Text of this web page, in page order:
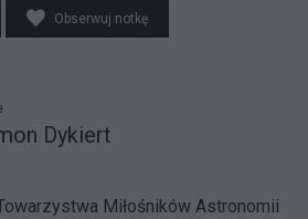
Obserwuj notkę
Dykiert
Miłośników Astronomii